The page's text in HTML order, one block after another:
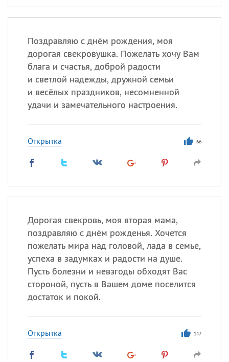
Поздравляю с днём рождения, моя
дорогая свекровушка. Пожелать хочу Вам
блага и счастья, доброй радости
и светлой надежды, дружной семьи
и весёлых праздников, несомненной
удачи и замечательного настроения.
Открытка 66
Дорогая свекровь, моя вторая мама,
поздравляю с днём рожденья. Хочется
пожелать мира над головой, лада в семье,
успеха в задумках и радости на душе.
Пусть болезни и невзгоды обходят Вас
стороной, пусть в Вашем доме поселится
достаток и покой.
Открытка 147